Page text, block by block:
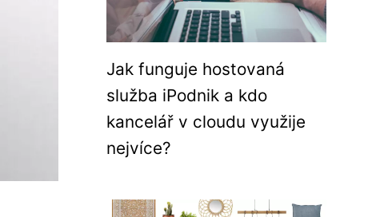
Jak funguje hostovaná
služba iPodnik a kdo
kancelář v cloudu využije
nejvíce?